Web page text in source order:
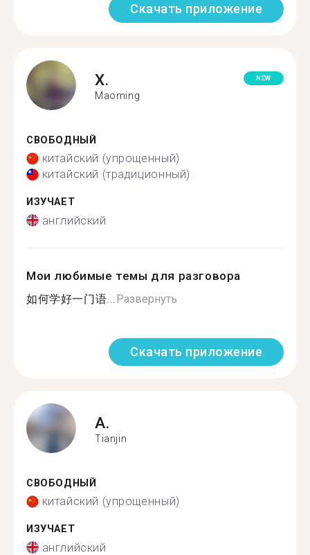
Скачать приложение
X.
Maoming
NEW
СВОБОДНЫЙ
китайский (упрощенный)
китайский (традиционный)
ИЗУЧАЕТ
английский
Мои любимые темы для разговора
如何学好一门语... Развернуть
Скачать приложение
A.
Tianjin
СВОБОДНЫЙ
китайский (упрощенный)
ИЗУЧАЕТ
английский